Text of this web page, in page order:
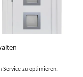
Service zu optimieren.
weiss inkl. Stoßgriff/PZ-